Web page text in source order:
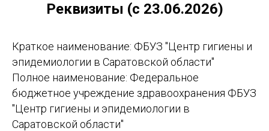
Реквизиты (c 23.06.2026)
Краткое наименование: ФБУЗ "Центр гигиены и
эпидемиологии в Саратовской области"
Полное наименование: Федеральное
бюджетное учреждение здравоохранения ФБУЗ
"Центр гигиены и эпидемиологии в
Саратовской области"